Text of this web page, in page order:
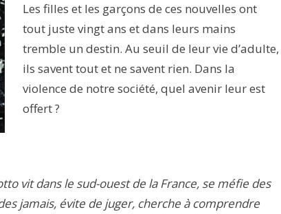
Les filles et les garçons de ces nouvelles ont
tout juste vingt ans et dans leurs mains
tremble un destin. Au seuil de leur vie d’adulte,
ils savent tout et ne savent rien. Dans la
violence de notre société, quel avenir leur est
offert ?
vit dans le sud-ouest de la France, se méfie des
jamais, évite de juger, cherche à comprendre